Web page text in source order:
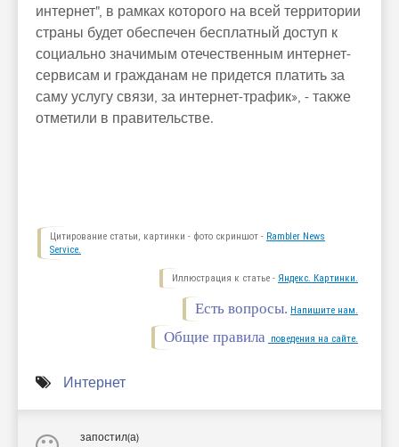
интернет", в рамках которого на всей территории
страны будет обеспечен бесплатный доступ к
социально значимым отечественным интернет-
сервисам и гражданам не придется платить за
саму услугу связи, за интернет-трафик», - также
отметили в правительстве.
Цитирование статьи, картинки - фото скриншот - Rambler News
Service.
Иллюстрация к статье - Яндекс. Картинки.
Есть вопросы. Напишите нам.
Общие правила поведения на сайте.
Интернет
запостил(а)